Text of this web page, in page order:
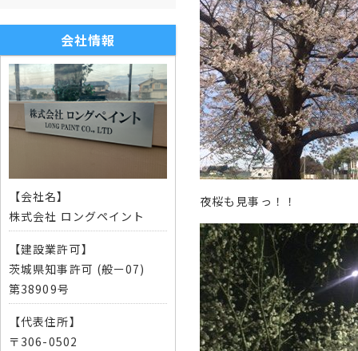
夜桜も見事っ！！
会社情報
【会社名】
株式会社 ロングペイント
【建設業許可】
茨城県知事許可 (般ー07)
第38909号
【代表住所】
〒306-0502